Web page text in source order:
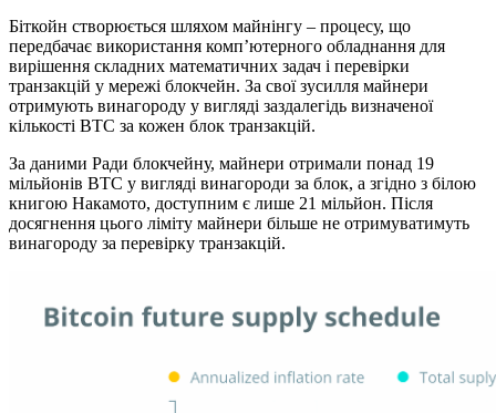
Біткойн створюється шляхом майнінгу – процесу, що
передбачає використання комп’ютерного обладнання для
вирішення складних математичних задач і перевірки
транзакцій у мережі блокчейн. За свої зусилля майнери
отримують винагороду у вигляді заздалегідь визначеної
кількості BTC за кожен блок транзакцій.
За даними Ради блокчейну, майнери отримали понад 19
мільйонів BTC у вигляді винагороди за блок, а згідно з білою
книгою Накамото, доступним є лише 21 мільйон. Після
досягнення цього ліміту майнери більше не отримуватимуть
винагороду за перевірку транзакцій.